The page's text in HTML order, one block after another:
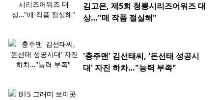
김고은, 제5회 청룡시리즈어워즈 대
상…"매 작품 절실해"
'충주맨' 김선태씨, '돈선태 성공시
대' 자진 하차…"능력 부족"